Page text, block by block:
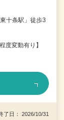
十条駅」徒歩3
度変動有り】
日： 2026/10/31